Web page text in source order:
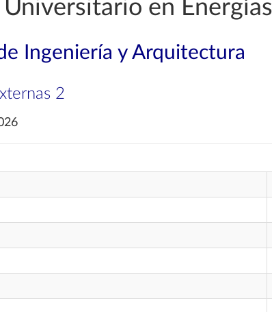
en
Ingeniería y Arquitectura
2